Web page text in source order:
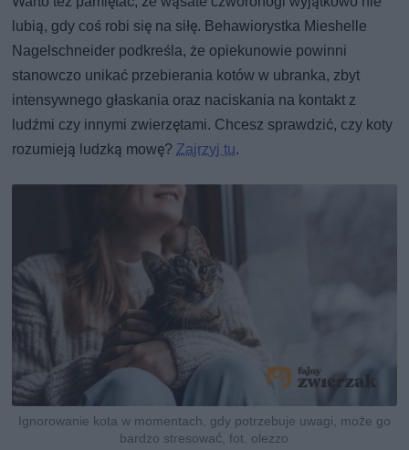
lubią, gdy coś robi się na siłę. Behawiorystka Mieshelle
Nagelschneider podkreśla, że opiekunowie powinni
stanowczo unikać przebierania kotów w ubranka, zbyt
intensywnego głaskania oraz naciskania na kontakt z
ludźmi czy innymi zwierzętami. Chcesz sprawdzić, czy koty
rozumieją ludzką mowę? Zajrzyj tu.
Ignorowanie kota w momentach, gdy potrzebuje uwagi, może go
bardzo stresować, fot. olezzo